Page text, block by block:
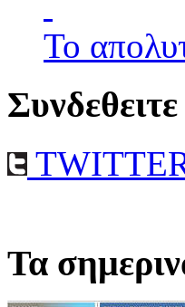
Το
Συνδεθειτε
Τα